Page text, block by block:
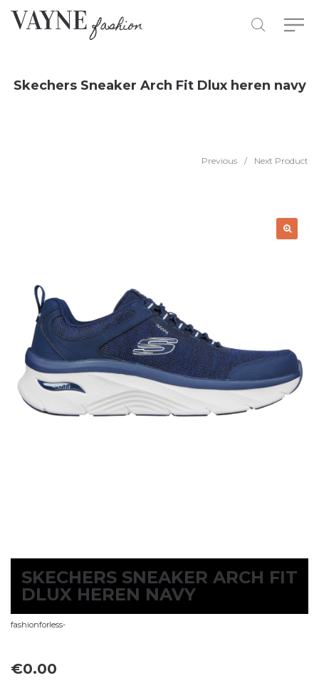
Skechers Sneaker Arch Fit Dlux heren navy
Previous / Next Product
SKECHERS SNEAKER ARCH FIT
DLUX HEREN NAVY
fashionforless-
€0.00